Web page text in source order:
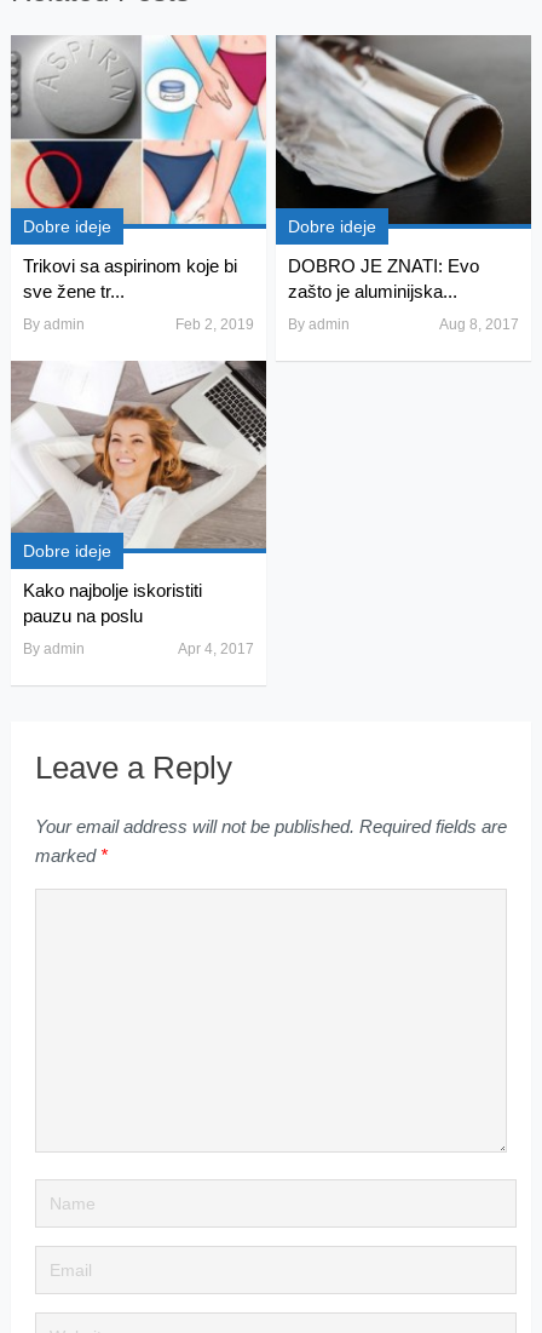
Dobre ideje
Trikovi sa aspirinom koje bi
sve žene tr...
By admin Feb 2, 2019
Dobre ideje
DOBRO JE ZNATI: Evo
zašto je aluminijska...
Byadmin Aug 8, 2017
Dobre ideje
Kako najbolje iskoristiti
pauzu na poslu
By admin Apr 4, 2017
Leave a Reply
Your email address will not be published. Required fields are
marked *